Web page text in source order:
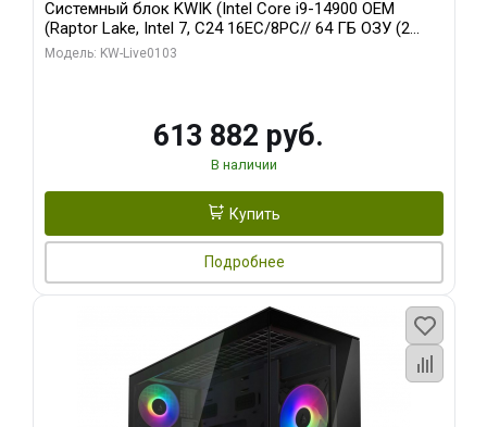
Системный блок KWIK (Intel Core i9-14900 OEM
(Raptor Lake, Intel 7, C24 16EC/8PC// 64 ГБ ОЗУ (2
модуля)/ Afox RTX4090 24GB GDDR6X 384-Bit 3xDP
Модель: KW-Live0103
613 882 руб.
В наличии
Купить
Подробнее